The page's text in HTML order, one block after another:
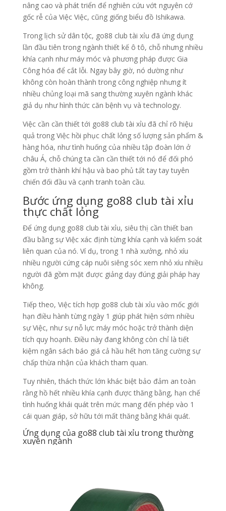
nâng cao và phát triển để nghiên cứu vớt nguyên cớ
gốc rễ của Việc Việc, cũng giống biểu đồ Ishikawa.
Trong lịch sử dân tộc, go88 club tài xỉu đã ứng dụng
lần đầu tiên trong ngành thiết kế ô tô, chỗ nhưng nhiều
khía cạnh như máy móc và phương pháp được Gia
Công hóa để cắt lỗi. Ngay bây giờ, nó dường như
không còn hoàn thành trong công nghiệp nhưng ít
nhiều chủng loại mã sang thường xuyên ngành khác
giả dụ như hình thức căn bệnh vụ và technology.
Việc cần cần thiết tới go88 club tài xỉu đã chỉ rõ hiệu
quả trong Việc hồi phục chất lỏng số lượng sản phẩm &
hàng hóa, như tình huống của nhiều tập đoàn lớn ở
châu Á, chỗ chúng ta cần cần thiết tới nó để đối phó
gồm trở thành khí hậu và bao phủ tất tay tay tuyên
chiến đối đầu và cạnh tranh toàn cầu.
Bước ứng dụng go88 club tài xỉu
thực chất lỏng
Để ứng dụng go88 club tài xỉu, siêu thị cần thiết ban
đầu bằng sự Việc xác định từng khía cạnh và kiểm soát
liên quan của nó. Ví dụ, trong 1 nhà xưởng, nhỏ xíu
nhiều người cứng cáp nuôi siêng sóc xem nhỏ xíu nhiều
người đã gồm mặt được giảng dạy đúng giải pháp hay
không.
Tiếp theo, Việc tích hợp go88 club tài xỉu vào mốc giới
hạn điều hành từng ngày 1 giúp phát hiện sớm nhiều
sự Việc, như sự nỗ lực máy móc hoặc trở thành diện
tích quy hoạnh. Điều này đang không còn chỉ là tiết
kiệm ngân sách báo giá cả hầu hết hơn tăng cường sự
chấp thừa nhận của khách tham quan.
Tuy nhiên, thách thức lớn khác biệt bảo đảm an toàn
rằng hồ hết nhiều khía cạnh được thăng bằng, hạn chế
tình huống khái quát trên mức mang đến phép vào 1
cái quan giáp, sở hữu tới mất thăng bằng khái quát.
Ứng dụng của go88 club tài xỉu trong thường
xuyên ngành